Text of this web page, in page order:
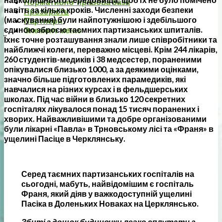
Прозорість
Партнери
Элемент меню
навіть за кілька кроків. Численні заходи безпеки
(маскування) були найпотужнішою і здебільшого
єдиною зброєю таємних партизанських шпиталів.
Їхнє точне розташування знали лише співробітники та
найближчі колеги, переважно місцеві. Крім 244 лікарів,
260 студентів-медиків і 38 медсестер, пораненими
опікувалися близько 1000, а за деякими оцінками,
значно більше підготовлених парамедиків, які
навчалися на різних курсах і в фельдшерських
школах. Під час війни в близько 120 секретних
госпіталях лікувалося понад 15 тисяч поранених і
хворих. Найважливішими та добре організованими
були лікарні «Павла» в Трновському лісі та «Франя» в
ущелині Пасіце в Черклянську.
Серед таємних партизанських госпіталів на
сьогодні, мабуть, найвідомішим є госпіталь
Франя, який діяв у важкодоступній ущелині
Пасіка в Доленьких Новаках на Церклянсько.